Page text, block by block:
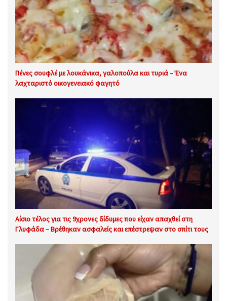
Πένες σουφλέ με λουκάνικα, γαλοπούλα και τυριά – Ένα
λαχταριστό οικογενειακό φαγητό
Αίσιο τέλος για τις 9χρονες δίδυμες που είχαν απαχθεί στη
Γλυφάδα – Βρέθηκαν ασφαλείς και επέστρεψαν στο σπίτι τους